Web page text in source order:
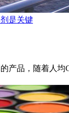
是关键
产品，随着人